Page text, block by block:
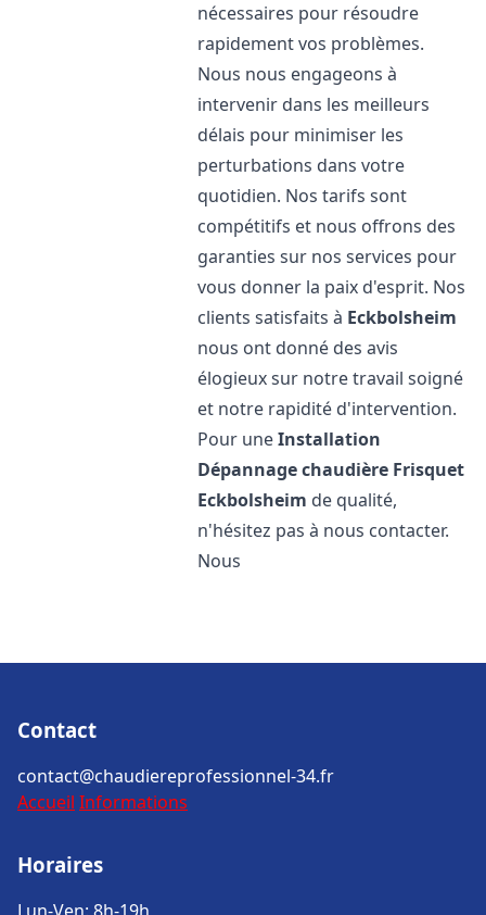
nécessaires pour résoudre
rapidement vos problèmes.
Nous nous engageons à
intervenir dans les meilleurs
délais pour minimiser les
perturbations dans votre
quotidien. Nos tarifs sont
compétitifs et nous offrons des
garanties sur nos services pour
vous donner la paix d'esprit. Nos
clients satisfaits à Eckbolsheim
nous ont donné des avis
élogieux sur notre travail soigné
et notre rapidité d'intervention.
Pour uneInstallation
Dépannage chaudière Frisquet
Eckbolsheim de qualité,
n'hésitez pas à nous contacter.
Nous
Contact
contact@chaudiereprofessionnel-34.fr
Accueil Informations
Horaires